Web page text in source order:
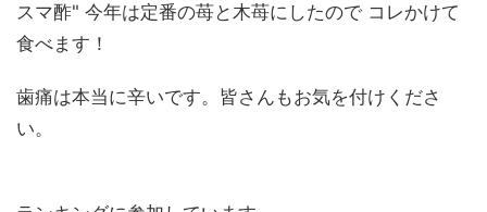
スマ酢" 今年は定番の苺と木苺にしたので コレかけて
食べます！
歯痛は本当に辛いです。皆さんもお気を付けくださ
い。